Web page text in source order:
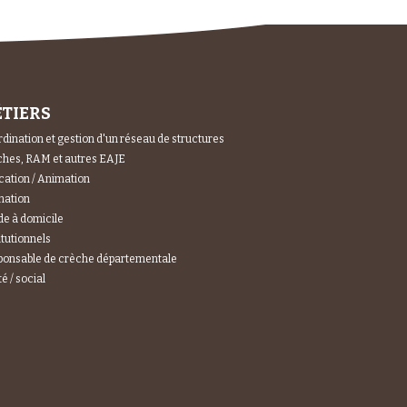
et gestion d'un réseau de structures
RAM et autres EAJE
/ Animation
à domicile
de crèche départementale
/ social